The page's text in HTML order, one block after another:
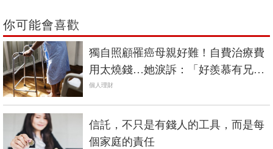
你可能會喜歡
獨自照顧罹癌母親好難！自費治療費
用太燒錢…她淚訴：「好羨慕有兄弟
姐妹的人」
個人理財
信託，不只是有錢人的工具，而是每
個家庭的責任